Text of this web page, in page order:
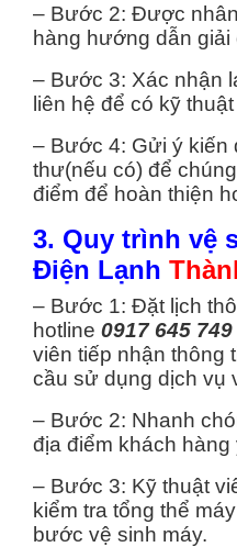
– Bước 2: Được
hàng hướng dẫn
– Bước 3: Xác nhận
liên hệ để có kỹ
– Bước 4: Gửi ý kiến
thư(nếu có) để
điểm để hoàn thiện
3. Quy trình vệ
Điện Lạnh
– Bước 1: Đặt lịch
hotline 0917 645
viên tiếp nhận thông
cầu sử dụng dịch vụ
– Bước 2: Nhanh
địa điểm khách
– Bước 3: Kỹ thuật
kiểm tra tổng thể
bước vệ sinh máy.